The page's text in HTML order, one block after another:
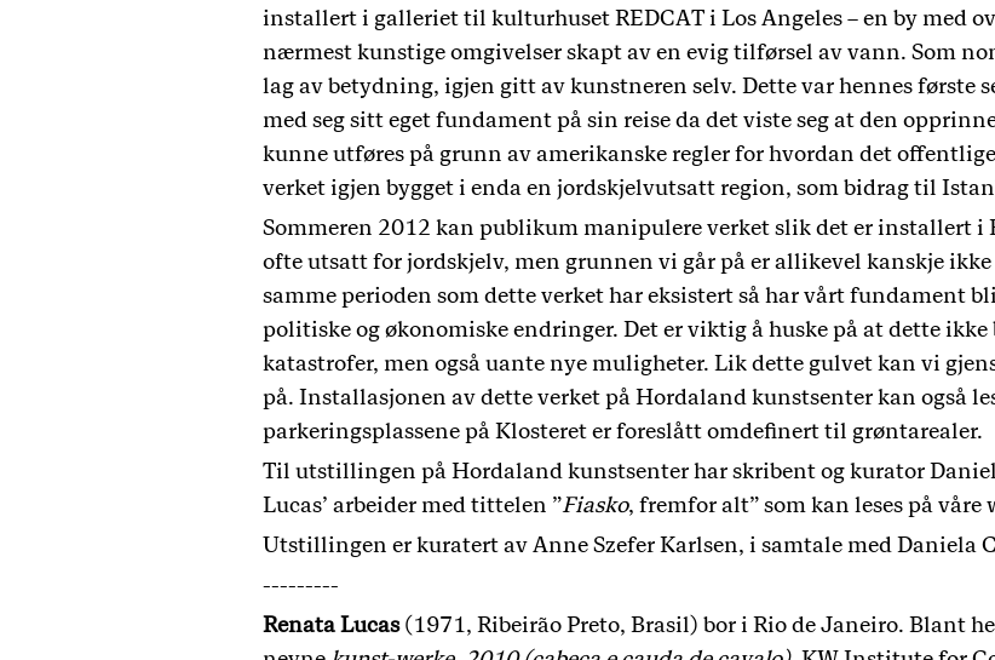
installert i galleriet til kulturhuset REDCAT i Los Angeles – en by med
nærmest kunstige omgivelser skapt av en evig tilførsel av vann. Som
lag av betydning, igjen gitt av kunstneren selv. Dette var hennes første
med seg sitt eget fundament på sin reise da det viste seg at den
kunne utføres på grunn av amerikanske regler for hvordan det
verket igjen bygget i enda en jordskjelvutsatt region, som bidrag til
Sommeren 2012 kan publikum manipulere verket slik det er installert i
ofte utsatt for jordskjelv, men grunnen vi går på er allikevel kanskje
samme perioden som dette verket har eksistert så har vårt fundament
politiske og økonomiske endringer. Det er viktig å huske på at dette
katastrofer, men også uante nye muligheter. Lik dette gulvet kan vi
på. Installasjonen av dette verket på Hordaland kunstsenter kan også
parkeringsplassene på Klosteret er foreslått omdefinert til grøntarealer.
Til utstillingen på Hordaland kunstsenter har skribent og kurator
Lucas’ arbeider med tittelen ”Fiasko, fremfor alt” som kan leses på
Utstillingen er kuratert av Anne Szefer Karlsen, i samtale med Daniela
---------
Renata Lucas(1971, Ribeirão Preto, Brasil) bor i Rio de Janeiro. Blant